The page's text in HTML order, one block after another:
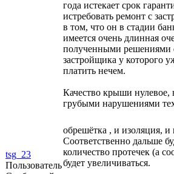
tsg_23
Пользователь
года истекает срок
истребовать ремонт с
в том, что он в стадии
имеется очень длинная
полученными решениями
застройщика у которого
платить нечем.
Качество крыши нулевое,
грубыми нарушениями
обрешётка , и изоляция,
Соответственно дальше
количество протечек (а
будет увеличиваться.